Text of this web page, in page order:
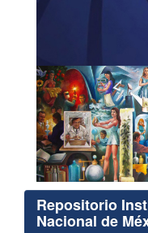
Repositorio
Nacional de